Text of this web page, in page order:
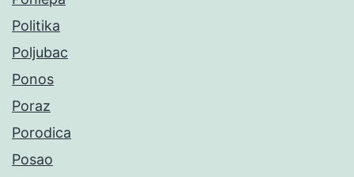
Politika
Poljubac
Ponos
Poraz
Porodica
Posao